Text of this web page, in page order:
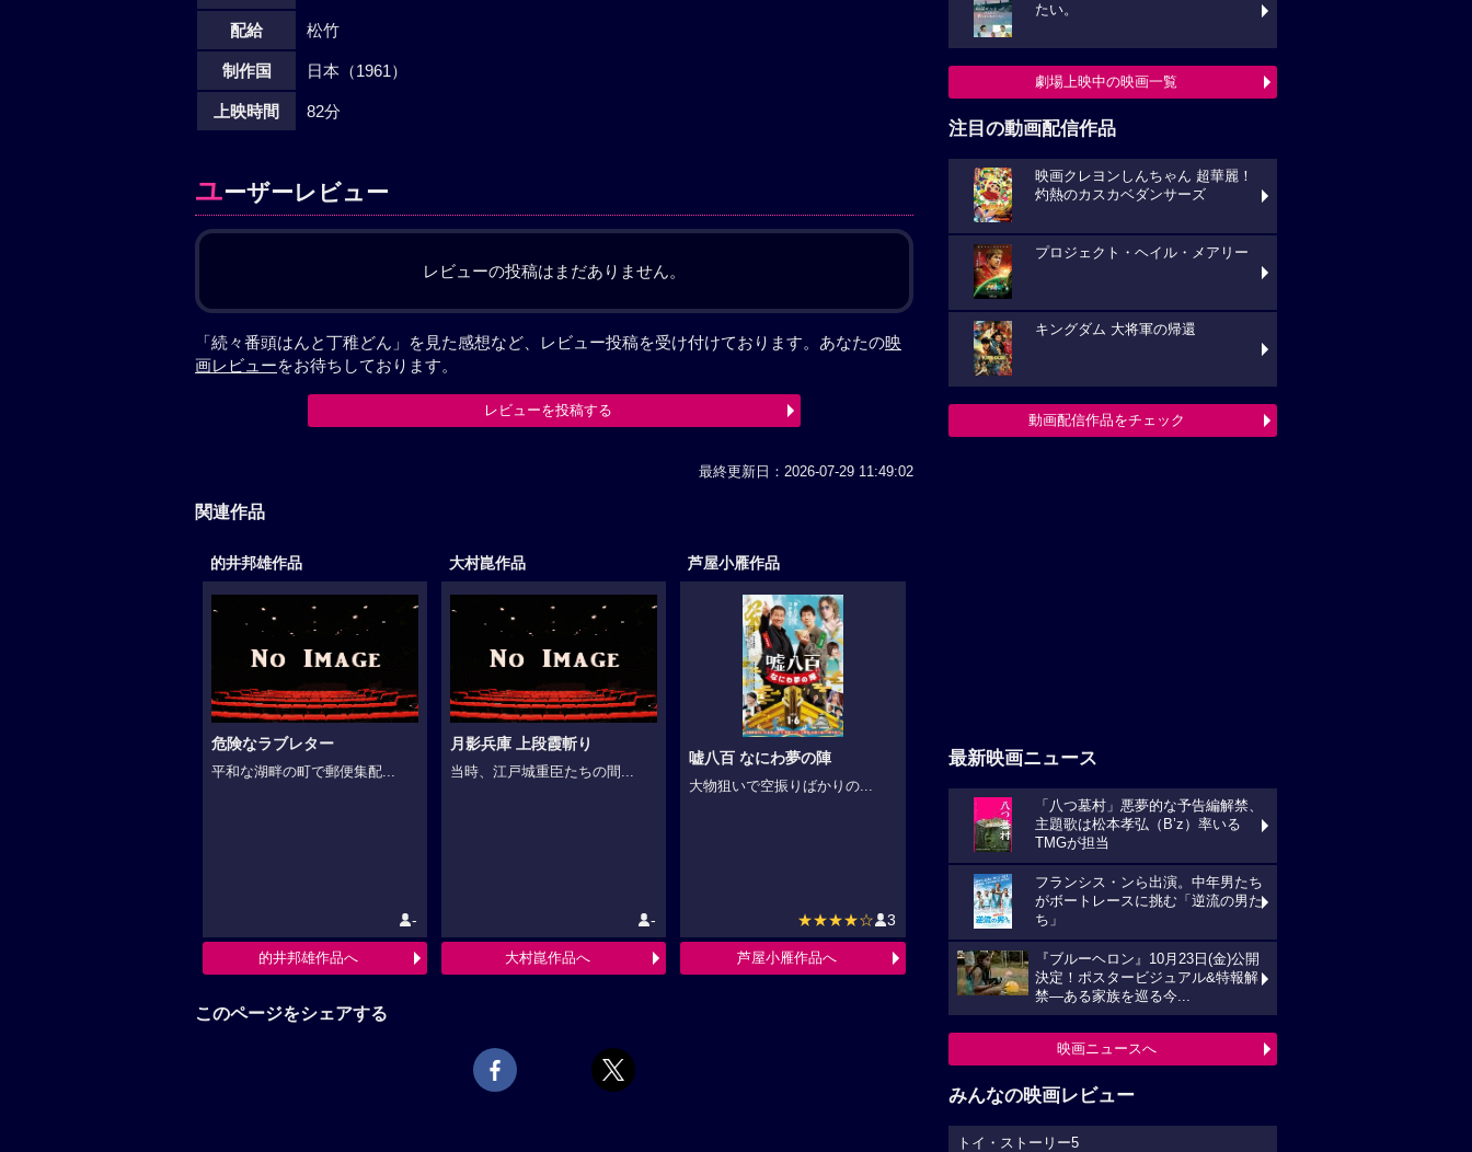
配給 松竹
制作国 日本（1961）
上映時間 82分
ユーザーレビュー
レビューの投稿はまだありません。
「続々番頭はんと丁稚どん」を見た感想など、レビュー投稿を受け付けております。あなたの映
画レビューをお待ちしております。
レビューを投稿する
最終更新日：2026-07-29 11:49:02
関連作品
的井邦雄作品
危険なラブレター
平和な湖畔の町で郵便集配...
-
的井邦雄作品へ
大村崑作品
月影兵庫 上段霞斬り
当時、江戸城重臣たちの間...
-
大村崑作品へ
芦屋小雁作品
嘘八百 なにわ夢の陣
大物狙いで空振りばかりの...
★★★★☆ 3
芦屋小雁作品へ
このページをシェアする
たい。
劇場上映中の映画一覧
注目の動画配信作品
映画クレヨンしんちゃん 超華麗！
灼熱のカスカベダンサーズ
プロジェクト・ヘイル・メアリー
キングダム 大将軍の帰還
動画配信作品をチェック
最新映画ニュース
「八つ墓村」悪夢的な予告編解禁、
主題歌は松本孝弘（B’z）率いる
TMGが担当
フランシス・ンら出演。中年男たち
がボートレースに挑む「逆流の男た
ち」
『ブルーヘロン』10月23日(金)公開
決定！ポスタービジュアル&特報解
禁―ある家族を巡る今...
映画ニュースへ
みんなの映画レビュー
トイ・ストーリー5